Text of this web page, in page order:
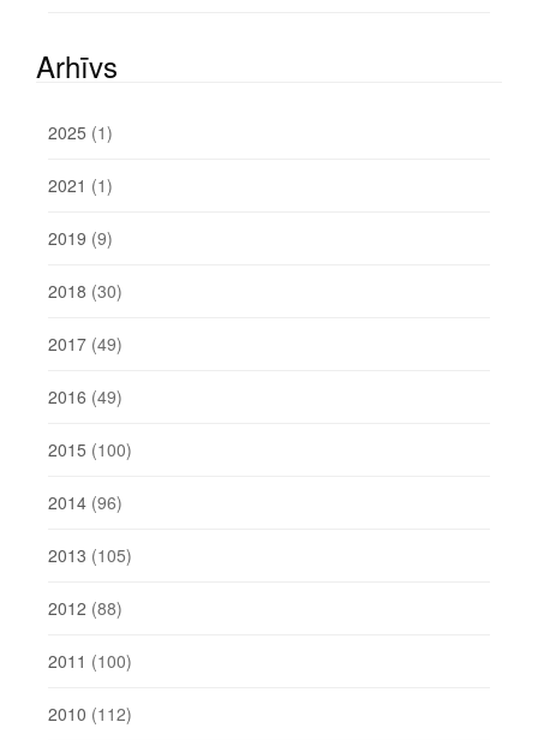
Arhīvs
2025 (1)
2021 (1)
2019 (9)
2018 (30)
2017 (49)
2016 (49)
2015 (100)
2014 (96)
2013 (105)
2012 (88)
2011 (100)
2010 (112)